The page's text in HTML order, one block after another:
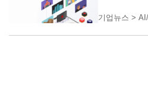
기업뉴스 >